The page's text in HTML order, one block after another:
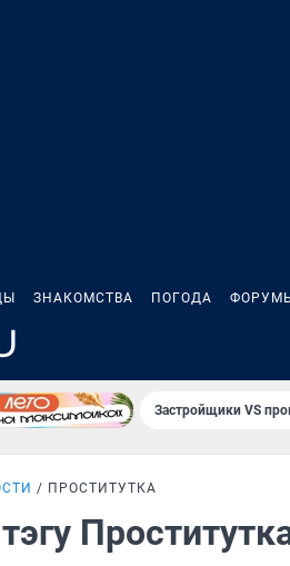
ЗНАКОМСТВА ПОГОДА ФОРУМЫ
Застройщики VS
ПРОСТИТУТКА